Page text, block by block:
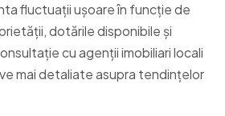
fluctuații ușoare în funcție de
dotările disponibile și
cu agenții imobiliari locali
mai detaliate asupra tendințelor